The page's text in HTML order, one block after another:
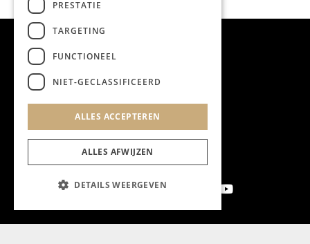
PRESTATIE
TARGETING
FUNCTIONEEL
NIET-GECLASSIFICEERD
ALLES ACCEPTEREN
ALLES AFWIJZEN
DETAILS WEERGEVEN